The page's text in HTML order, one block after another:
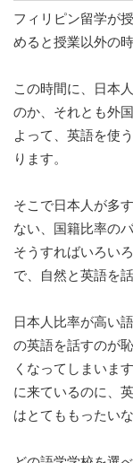
フィリピン留学が
めると授業以外の
この時間に、日本
のか、それとも外
よって、英語を使
ります。
そこで日本人が多
ない、国籍比率の
そうすればいろい
で、自然と英語を
日本人比率が高い
の英語を話すのが
くなってしまいま
に来ているのに、
はとてももったいな